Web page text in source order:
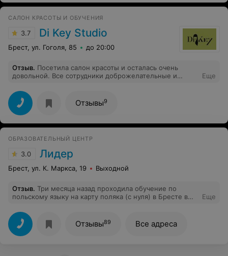
САЛОН КРАСОТЫ И ОБУЧЕНИЯ
3.7 Di Key Studio
Брест, ул. Гоголя, 85 до 20:00
Отзыв. Посетила салон красоты и осталась очень
довольной. Все сотрудники доброжелательные и
обязательно
Еще
Отзывы9
ОБРАЗОВАТЕЛЬНЫЙ ЦЕНТР
3.0 Лидер
Брест, ул. К. Маркса, 19 Выходной
Отзыв. Три месяца назад проходила обучение по
польскому языку на карту поляка (с нуля) в Бресте в
Наталья Анатольевна. Хорошие курсы, отличный
преподаватель, доступный материал, не дорогой курс.
На карту поляка сдала с первого раза. Наталья
Анатольевна хорошо подготовила всю группу для
Еще
Отзывы89 Все адреса